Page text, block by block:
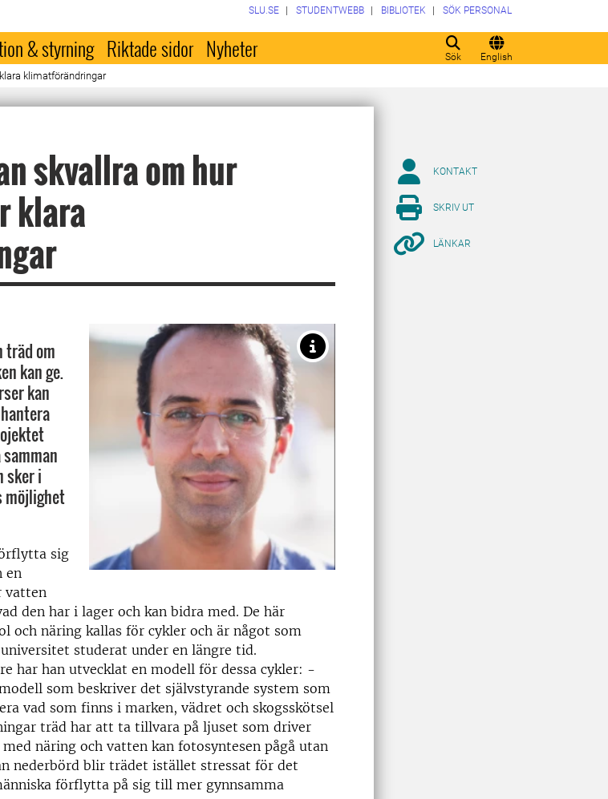
Sök English
SLU.SE STUDENTWEBB BIBLIOTEK SÖK PERSONAL
& styrning Riktade sidor Nyheter
klimatförändringar
skvallra om hur
klara
träd om
kan ge.
kan
sker i
möjlighet
sig
en
vatten
den har i lager och kan bidra med. De här
och näring kallas för cykler och är något som
studerat under en längre tid.
har han utvecklat en modell för dessa cykler: -
som beskriver det självstyrande system som
vad som finns i marken, vädret och skogsskötsel
träd har att ta tillvara på ljuset som driver
näring och vatten kan fotosyntesen pågå utan
nederbörd blir trädet istället stressat för det
förflytta på sig till mer gynnsamma
KONTAKT
SKRIV UT
LÄNKAR